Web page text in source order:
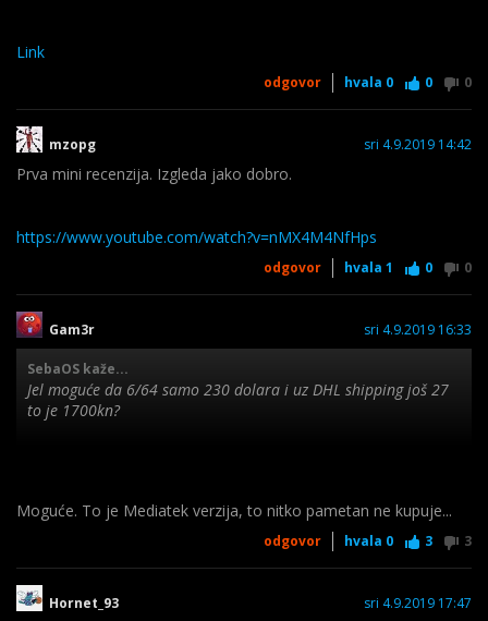
Link
odgovor hvala 0 0 0
mzopg sri 4.9.2019 14:42
Prva mini recenzija. Izgleda jako dobro.
https://www.youtube.com/watch?v=nMX4M4NfHps
odgovor hvala 1 0 0
Gam3r sri 4.9.2019 16:33
SebaOS kaže...
Jel moguće da 6/64 samo 230 dolara i uz DHL shipping još 27
to je 1700kn?
Moguće. To je Mediatek verzija, to nitko pametan ne kupuje...
odgovor hvala 0 3 3
Hornet_93 sri 4.9.2019 17:47